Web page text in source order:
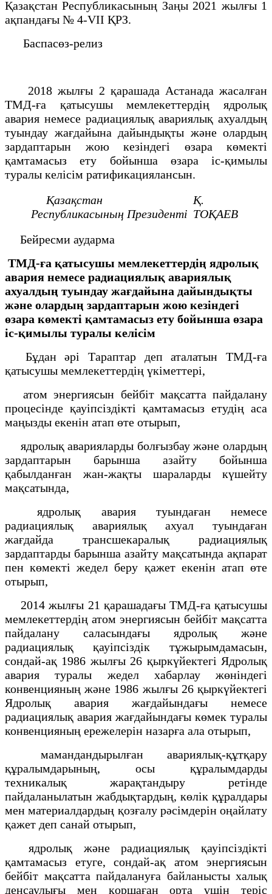
Қазақстан Республикасының Заңы 2021 жылғы 1
ақпандағы № 4-VII ҚРЗ.
Баспасөз-релиз
2018 жылғы 2 қарашада Астанада жасалған
ТМД-ға қатысушы мемлекеттердің ядролық
авария немесе радиациялық авариялық ахуалдың
туындау жағдайына дайындықты және олардың
зардаптарын жою кезіндегі өзара көмекті
қамтамасыз ету бойынша өзара іс-қимылы
туралы келісім ратификациялансын.
Қазақстан
Республикасының Президенті
Қ.
ТОҚАЕВ
Бейресми аударма
ТМД-ға қатысушы мемлекеттердің ядролық
авария немесе радиациялық авариялық
ахуалдың туындау жағдайына дайындықты
және олардың зардаптарын жою кезіндегі
өзара көмекті қамтамасыз ету бойынша өзара
іс-қимылы туралы келісім
Бұдан әрі Тараптар деп аталатын ТМД-ға
қатысушы мемлекеттердің үкіметтері,
атом энергиясын бейбіт мақсатта пайдалану
процесінде қауіпсіздікті қамтамасыз етудің аса
маңызды екенін атап өте отырып,
ядролық аварияларды болғызбау және олардың
зардаптарын барынша азайту бойынша
қабылданған жан-жақты шараларды күшейту
мақсатында,
ядролық авария туындаған немесе
радиациялық авариялық ахуал туындаған
жағдайда трансшекаралық радиациялық
зардаптарды барынша азайту мақсатында ақпарат
пен көмекті жедел беру қажет екенін атап өте
отырып,
2014 жылғы 21 қарашадағы ТМД-ға қатысушы
мемлекеттердің атом энергиясын бейбіт мақсатта
пайдалану саласындағы ядролық және
радиациялық қауіпсіздік тұжырымдамасын,
сондай-ақ 1986 жылғы 26 қыркүйектегі Ядролық
авария туралы жедел хабарлау жөніндегі
конвенцияның және 1986 жылғы 26 қыркүйектегі
Ядролық авария жағдайындағы немесе
радиациялық авария жағдайындағы көмек туралы
конвенцияның ережелерін назарға ала отырып,
мамандандырылған авариялық-құтқару
құралымдарының, осы құралымдарды
техникалық жарақтандыру ретінде
пайдаланылатын жабдықтардың, көлік құралдары
мен материалдардың қозғалу рәсімдерін оңайлату
қажет деп санай отырып,
ядролық және радиациялық қауіпсіздікті
қамтамасыз етуге, сондай-ақ атом энергиясын
бейбіт мақсатта пайдалануға байланысты халық
денсаулығы мен қоршаған орта үшін теріс